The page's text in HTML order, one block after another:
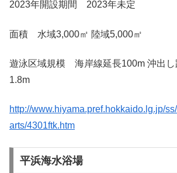
2023年開設期間 2023年未定
面積 水域3,000㎡ 陸域5,000㎡
遊泳区域規模 海岸線延長100m 沖出し
1.8m
http://www.hiyama.pref.hokkaido.lg.jp/
arts/4301ftk.htm
平浜海水浴場